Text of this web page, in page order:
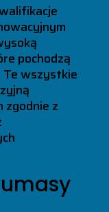
pochodzą
wszystkie
zgodnie z